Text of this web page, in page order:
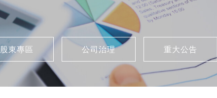
股東專區 公司治理 重大公告